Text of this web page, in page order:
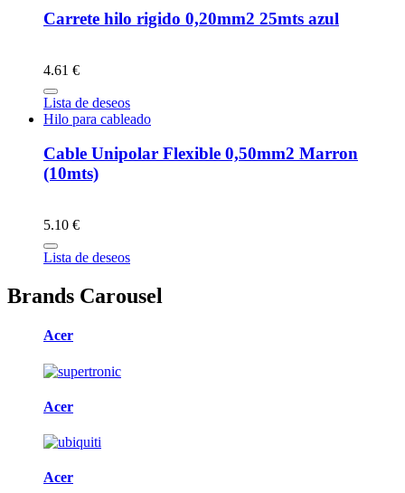
Carrete hilo rigido 0,20mm2 25mts azul
4.61 €
Lista de deseos
Hilo para cableado
Cable Unipolar Flexible 0,50mm2 Marron
(10mts)
5.10 €
Lista de deseos
Brands Carousel
Acer
Acer
Acer